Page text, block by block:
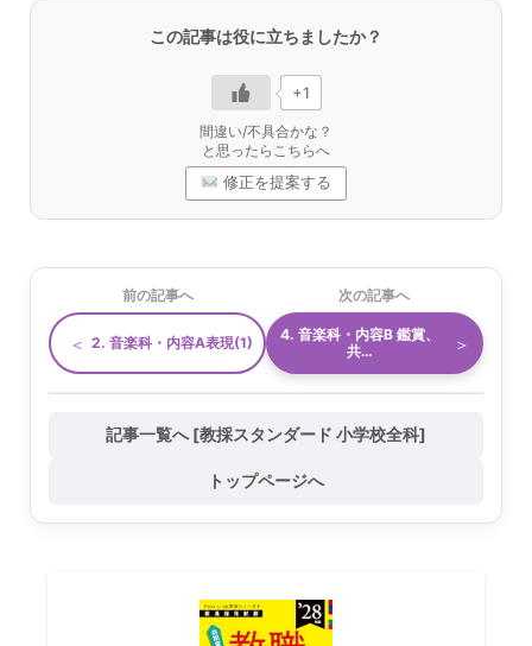
この記事は役に立ちましたか？
+1
間違い/不具合かな？
と思ったらこちらへ
修正を提案する
前の記事へ 次の記事へ
＜ 2. 音楽科・内容A表現(1)
4. 音楽科・内容B 鑑賞、
共…
＞
記事一覧へ [教採スタンダード 小学校全科]
トップページへ